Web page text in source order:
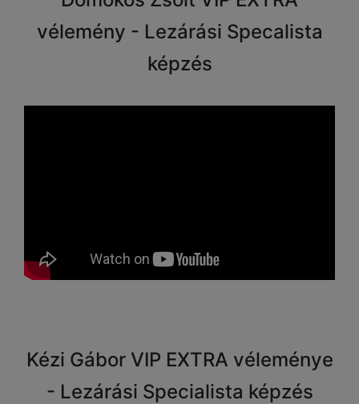
vélemény - Lezárási Specalista
képzés
Kézi Gábor VIP EXTRA véleménye
- Lezárási Specialista képzés